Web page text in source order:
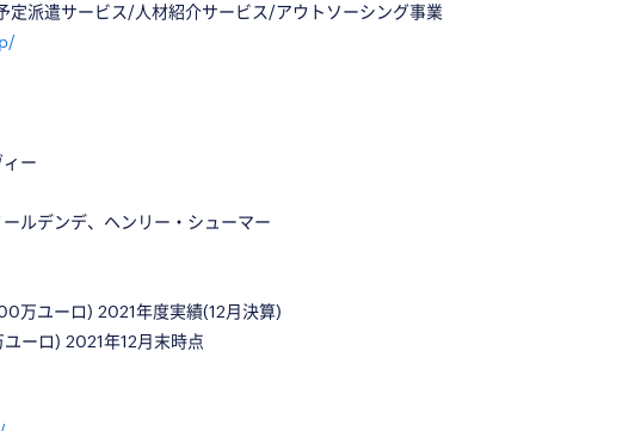
派遣サービス/人材紹介サービス/アウトソーシング事業
ー
デンデ、ヘンリー・シューマー
万ユーロ) 2021年度実績(12月決算)
ーロ) 2021年12月末時点